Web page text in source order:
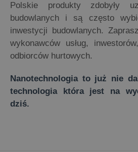
Polskie produkty zdobyły
budowlanych i są często
inwestycji budowlanych.
wykonawców usług,
odbiorców hurtowych.
Nanotechnologia to już nie
technologia która jest na
dziś.